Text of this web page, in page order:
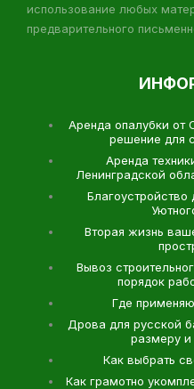
использование любых
предварительного
Аренда опалубки
решение для
Аренда
Ленинградской
Вторая жизнь
Вывоз
порядок
Где
Дрова для русской
размеру
Как выбрать
Как грамотно